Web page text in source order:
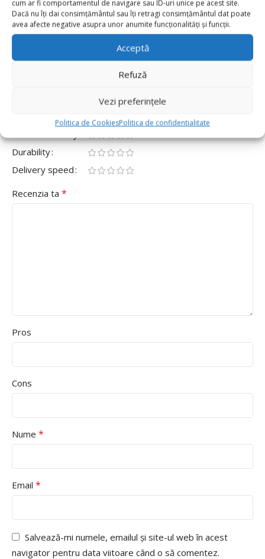
cum ar fi comportamentul de navigare sau ID-uri unice pe acest site.
Dacă nu îți dai consimțământul sau îți retragi consimțământul dat poate
avea afecte negative asupra unor anumite funcționalități și funcții.
Acceptă
Refuză
Vezi preferințele
Politica de CookiesPolitica de confidentialitate
0
0
Fii primul care scrii o recenzie pentru „Set 100
Baloane Latex Retro 30cm, Skin”
Adresa ta de email nu va fi publicată.
*
Durability
Delivery speed
Recenzia ta *
Pros
Cons
Nume *
Email *
Salvează-mi numele, emailul și site-ul web în acest
navigator pentru data viitoare când o să comentez.